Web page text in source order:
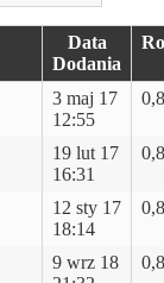
Data
Dodania
3 maj 17
12:55
19 lut 17
16:31
12 sty 17
18:14
9 wrz 18